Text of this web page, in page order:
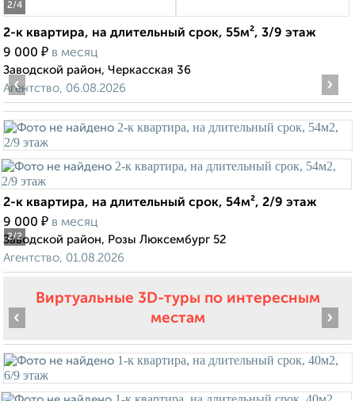
2/4
2-к квартира, на длительный срок, 55м², 3/9 этаж
9 000 ₽ в месяц
Заводской район, Черкасская 36
Агентство, 06.08.2026
2/2
‹ ›
2-к квартира, на длительный срок, 54м², 2/9 этаж
9 000 ₽ в месяц
Заводской район, Розы Люксембург 52
Агентство, 01.08.2026
Виртуальные 3D-туры по интересным
местам
‹ ›